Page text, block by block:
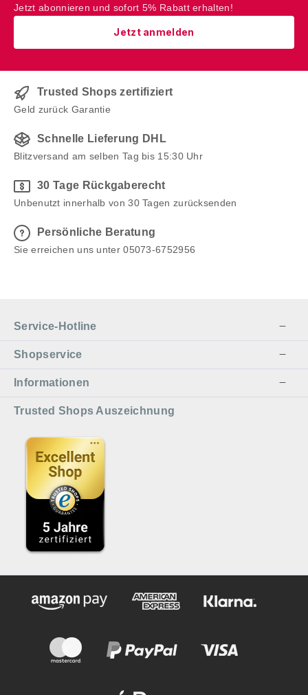
Jetzt abonnieren und sofort 5% Rabatt erhalten!
Jetzt anmelden
Trusted Shops zertifiziert
Geld zurück Garantie
Schnelle Lieferung DHL
Blitzversand am selben Tag bis 15:30 Uhr
30 Tage Rückgaberecht
Unbenutzt innerhalb von 30 Tagen zurücksenden
Persönliche Beratung
Sie erreichen uns unter 05073-6752956
Service-Hotline
Shopservice
Informationen
Trusted Shops Auszeichnung